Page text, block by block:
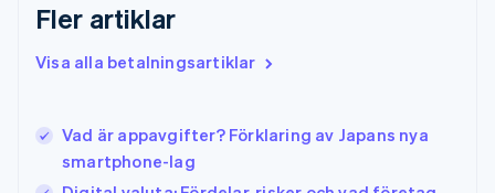
Fler artiklar
Visa alla betalningsartiklar
Vad är appavgifter? Förklaring av Japans nya
smartphone-lag
Hongkong SAR, Kina
English 简体中文
Indien
Italien
ItalianoEnglish